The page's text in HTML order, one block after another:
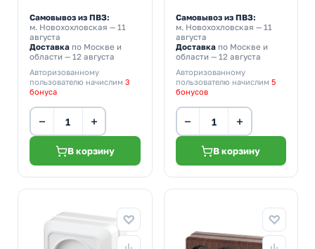
Самовывоз из ПВЗ:
м. Новохохловская — 11
августа
Доставка по Москве и
области — 12 августа
Авторизованному
пользователю начислим 3
бонуса
− +
В корзину
Самовывоз из ПВЗ:
м. Новохохловская — 11
августа
Доставкапо Москве и
области — 12 августа
Авторизованному
пользователю начислим 5
бонусов
− +
В корзину